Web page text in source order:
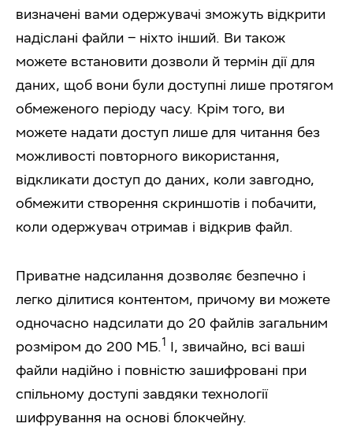
визначені вами одержувачі зможуть відкрити
надіслані файли – ніхто інший. Ви також
можете встановити дозволи й термін дії для
даних, щоб вони були доступні лише протягом
обмеженого періоду часу. Крім того, ви
можете надати доступ лише для читання без
можливості повторного використання,
відкликати доступ до даних, коли завгодно,
обмежити створення скриншотів і побачити,
коли одержувач отримав і відкрив файл.
Приватне надсилання дозволяє безпечно і
легко ділитися контентом, причому ви можете
одночасно надсилати до 20 файлів загальним
розміром до 200 МБ.1 І, звичайно, всі ваші
файли надійно і повністю зашифровані при
спільному доступі завдяки технології
шифрування на основі блокчейну.